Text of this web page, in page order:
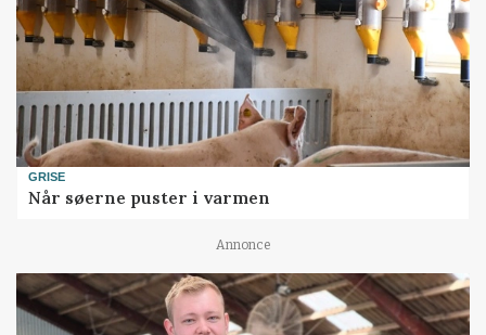
GRISE
Når søerne puster i varmen
Annonce